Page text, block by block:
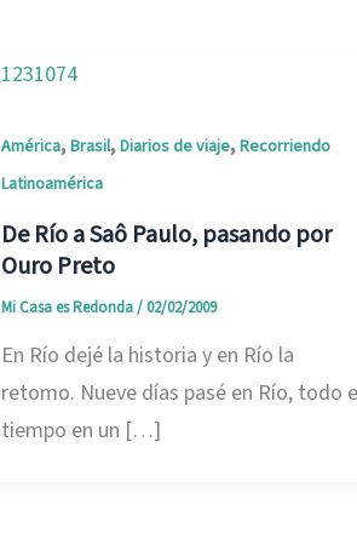
América,Brasil,Diarios de viaje,Recorriendo
Latinoamérica
De Río a Saô Paulo, pasando por
Ouro Preto
Mi Casa es Redonda/ 02/02/2009
En Río dejé la historia y en Río la
retomo. Nueve días pasé en Río, todo
tiempo en un […]